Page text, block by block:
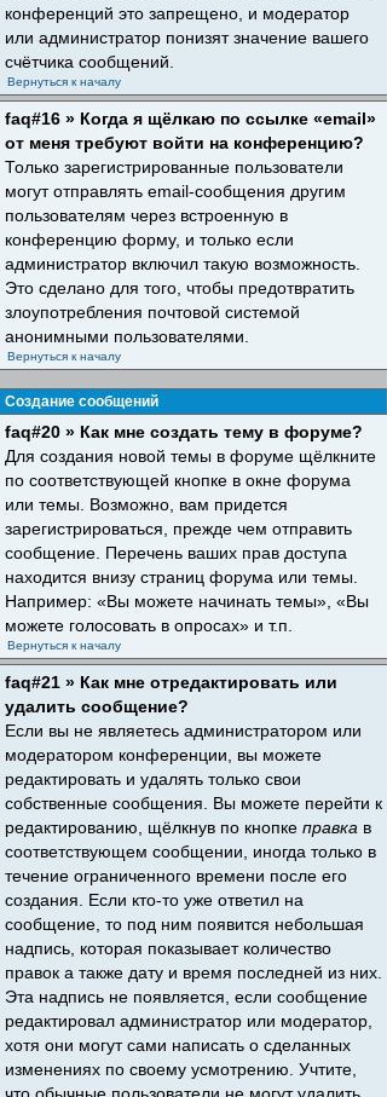
конференций это запрещено, и модератор
или администратор понизят значение вашего
счётчика сообщений.
Вернуться к началу
faq#16 » Когда я щёлкаю по ссылке «email»
от меня требуют войти на конференцию?
Только зарегистрированные пользователи
могут отправлять email-сообщения другим
пользователям через встроенную в
конференцию форму, и только если
администратор включил такую возможность.
Это сделано для того, чтобы предотвратить
злоупотребления почтовой системой
анонимными пользователями.
Вернуться к началу
Создание сообщений
faq#20 » Как мне создать тему в форуме?
Для создания новой темы в форуме щёлкните
по соответствующей кнопке в окне форума
или темы. Возможно, вам придется
зарегистрироваться, прежде чем отправить
сообщение. Перечень ваших прав доступа
находится внизу страниц форума или темы.
Например: «Вы можете начинать темы», «Вы
можете голосовать в опросах» и т.п.
Вернуться к началу
faq#21 » Как мне отредактировать или
удалить сообщение?
Если вы не являетесь администратором или
модератором конференции, вы можете
редактировать и удалять только свои
собственные сообщения. Вы можете перейти к
редактированию, щёлкнув по кнопке правка в
соответствующем сообщении, иногда только в
течение ограниченного времени после его
создания. Если кто-то уже ответил на
сообщение, то под ним появится небольшая
надпись, которая показывает количество
правок а также дату и время последней из них.
Эта надпись не появляется, если сообщение
редактировал администратор или модератор,
хотя они могут сами написать о сделанных
изменениях по своему усмотрению. Учтите,